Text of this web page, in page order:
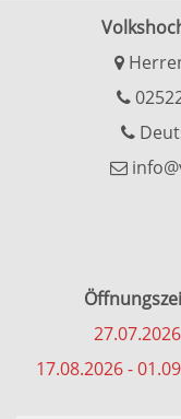
17.08.2026 -